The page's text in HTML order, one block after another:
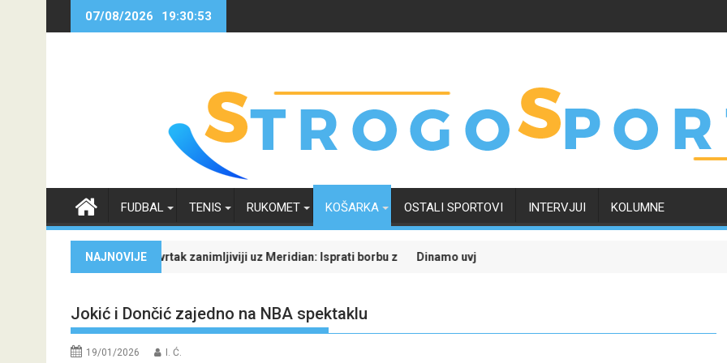
07/08/2026 19:30:54
FUDBAL TENIS RUKOMET KOŠARKA OSTALI SPORTOVI INTERVJUI KOLUMNE
NAJNOVIJE
oko svoje budućnosti
četvrtak zanimljiviji uz Meridian: Isprati borbu za grupnu fazu uz najveće kvoteDinamo uvjerljivom pobjedom savladao Kaunu Žalgiris i učvrstio šanse za
Jokić i Dončić zajedno na NBA spektaklu
19/01/2026 I. Ć.